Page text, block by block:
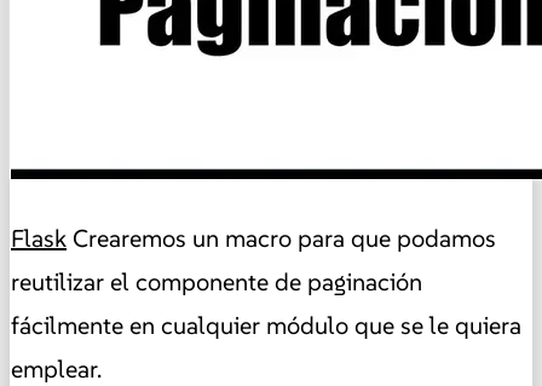
Flask Crearemos un macro para que podamos
reutilizar el componente de paginación
fácilmente en cualquier módulo que se le quiera
emplear.